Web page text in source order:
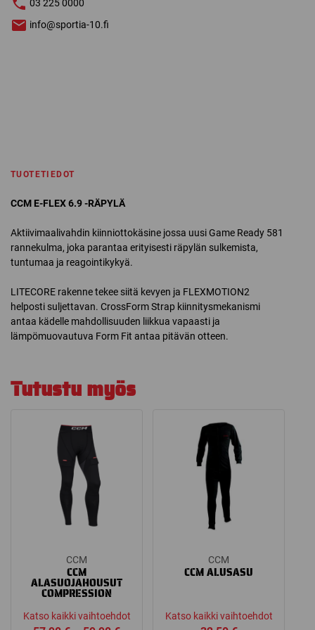
03 225 0000
info@sportia-10.fi
TUOTETIEDOT
CCM E-FLEX 6.9 -RÄPYLÄ
Aktiivimaalivahdin kiinniottokäsine jossa uusi Game Ready 581
rannekulma, joka parantaa erityisesti räpylän sulkemista,
tuntumaa ja reagointikykyä.
LITECORE rakenne tekee siitä kevyen ja FLEXMOTION2
helposti suljettavan. CrossForm Strap kiinnitysmekanismi
antaa kädelle mahdollisuuden liikkua vapaasti ja
lämpömuovautuva Form Fit antaa pitävän otteen.
Tutustu myös
CCM
CCM
ALASUOJAHOUSUT
COMPRESSION
Katso kaikki vaihtoehdot
CCM
CCM ALUSASU
Katso kaikki vaihtoehdot